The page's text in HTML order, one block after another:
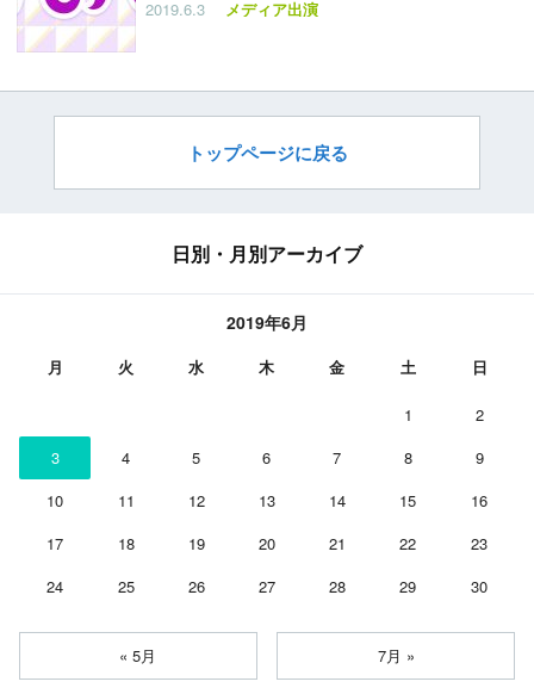
2019.6.3 メディア出演
トップページに戻る
日別・月別アーカイブ
2019年6月
月 火 水 木 金 土 日
1
2
3
4 5 6 7 8
9
10
11 12 13 14 15
16
17
18 19 20 21 22
23
24
25 26 27 28 29 30
« 5月 7月 »